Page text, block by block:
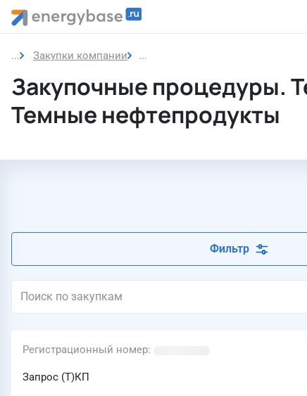
Закупки компании Темные нефтепродукты
Закупочные процедуры.
Темные нефтепродукты
Фильтр
Регистрационный номер
Запрос (Т)КП